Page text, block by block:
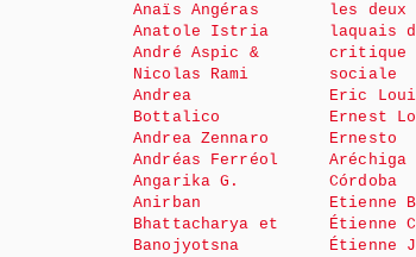
Anaïs Angéras
Anatole Istria
André Aspic &
Nicolas Rami
Andrea
Bottalico
Andrea Zennaro
Andréas Ferréol
Angarika G.
Anirban
Bhattacharya et
Banojyotsna
les deux
laquais
critique
sociale
Eric
Ernest
Ernesto
Aréchiga
Córdoba
Etienne
Étienne
Étienne